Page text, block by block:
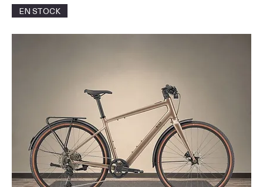
EN STOCK